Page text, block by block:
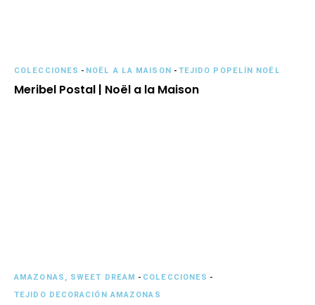
COLECCIONES - NOËL A LA MAISON -TEJIDO POPELÍN NOËL
Meribel Postal | Noël a la Maison
AMAZONAS, SWEET DREAM - COLECCIONES -
TEJIDO DECORACIÓN AMAZONAS